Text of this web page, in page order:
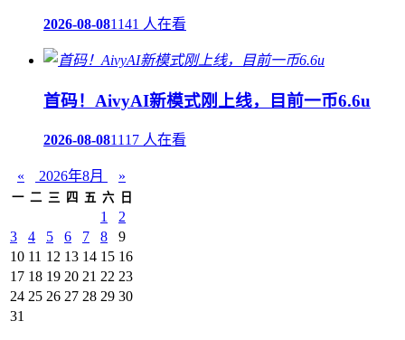
2026-08-081141 人在看
首码！AivyAI新模式刚上线，目前一币6.6u
2026-08-081117 人在看
« 2026年8月 »
一 二 三 四 五 六 日
1
2
3
4 5 6 7 8
9
10 11 12 13 14 15 16
17 18 19 20 21 22 23
24 25 26 27 28 29 30
31